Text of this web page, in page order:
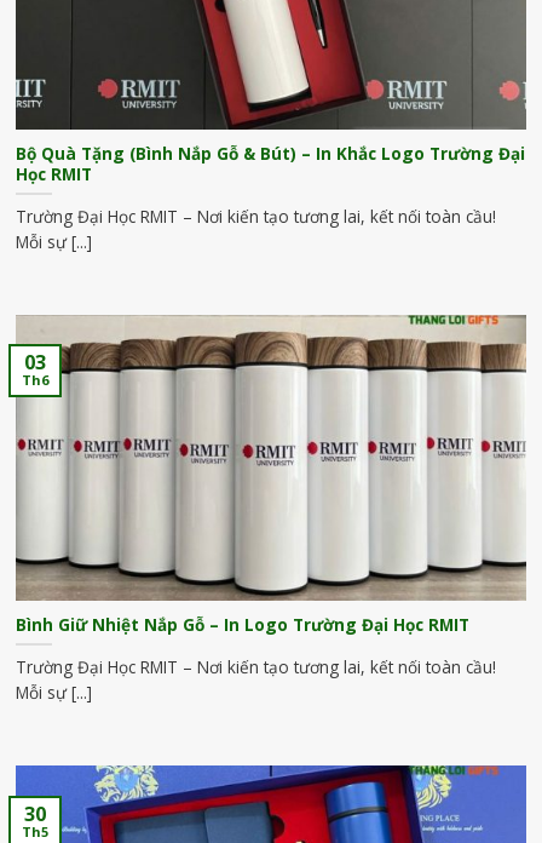
Bộ Quà Tặng (Bình Nắp Gỗ & Bút) – In Khắc Logo Trường Đại
Học RMIT
Trường Đại Học RMIT – Nơi kiến tạo tương lai, kết nối toàn cầu!
Mỗi sự [...]
Bình Giữ Nhiệt Nắp Gỗ – In Logo Trường Đại Học RMIT
Trường Đại Học RMIT – Nơi kiến tạo tương lai, kết nối toàn cầu!
Mỗi sự [...]
03
Th6
30
Th5